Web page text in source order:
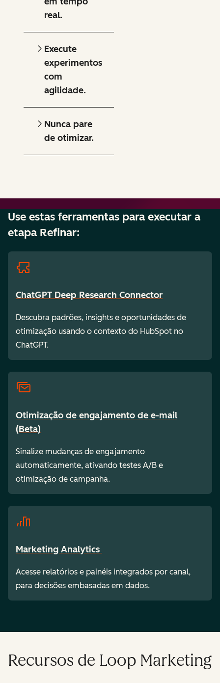
real.
Execute
experimentos
com
agilidade.
Nunca pare
de otimizar.
Use estas ferramentas para executar a
etapa Refinar:
ChatGPT Deep Research Connector
Descubra padrões, insights e oportunidades de
otimização usando o contexto do HubSpot no
ChatGPT.
Otimização de engajamento de e-mail
(Beta)
Sinalize mudanças de engajamento
automaticamente, ativando testes A/B e
otimização de campanha.
Marketing Analytics
Acesse relatórios e painéis integrados por canal,
para decisões embasadas em dados.
Recursos de Loop Marketing